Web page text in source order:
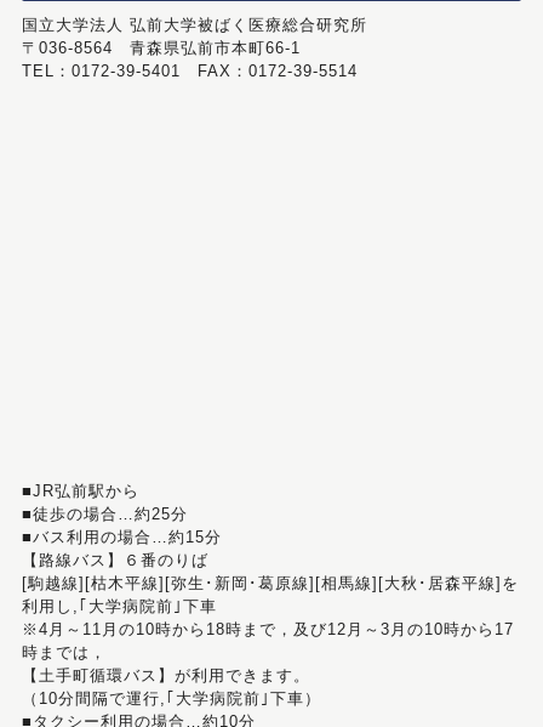
国立大学法人 弘前大学被ばく医療総合研究所
〒036-8564 青森県弘前市本町66-1
TEL：0172-39-5401 FAX：0172-39-5514
■JR弘前駅から
■徒歩の場合…約25分
■バス利用の場合…約15分
【路線バス】６番のりば
[駒越線][枯木平線][弥生･新岡･葛原線][相馬線][大秋･居森平線]を
利用し,｢大学病院前｣下車
※4月～11月の10時から18時まで，及び12月～3月の10時から17
時までは，
【土手町循環バス】が利用できます。
（10分間隔で運行,｢大学病院前｣下車）
■タクシー利用の場合…約10分